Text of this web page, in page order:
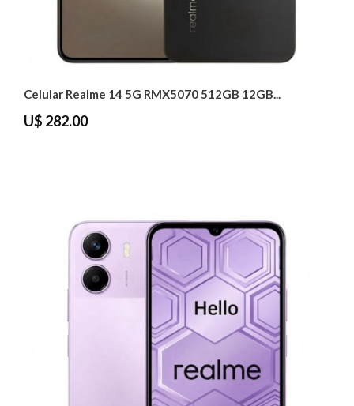
Celular Realme 14 5G RMX5070 512GB 12GB...
U$ 282.00